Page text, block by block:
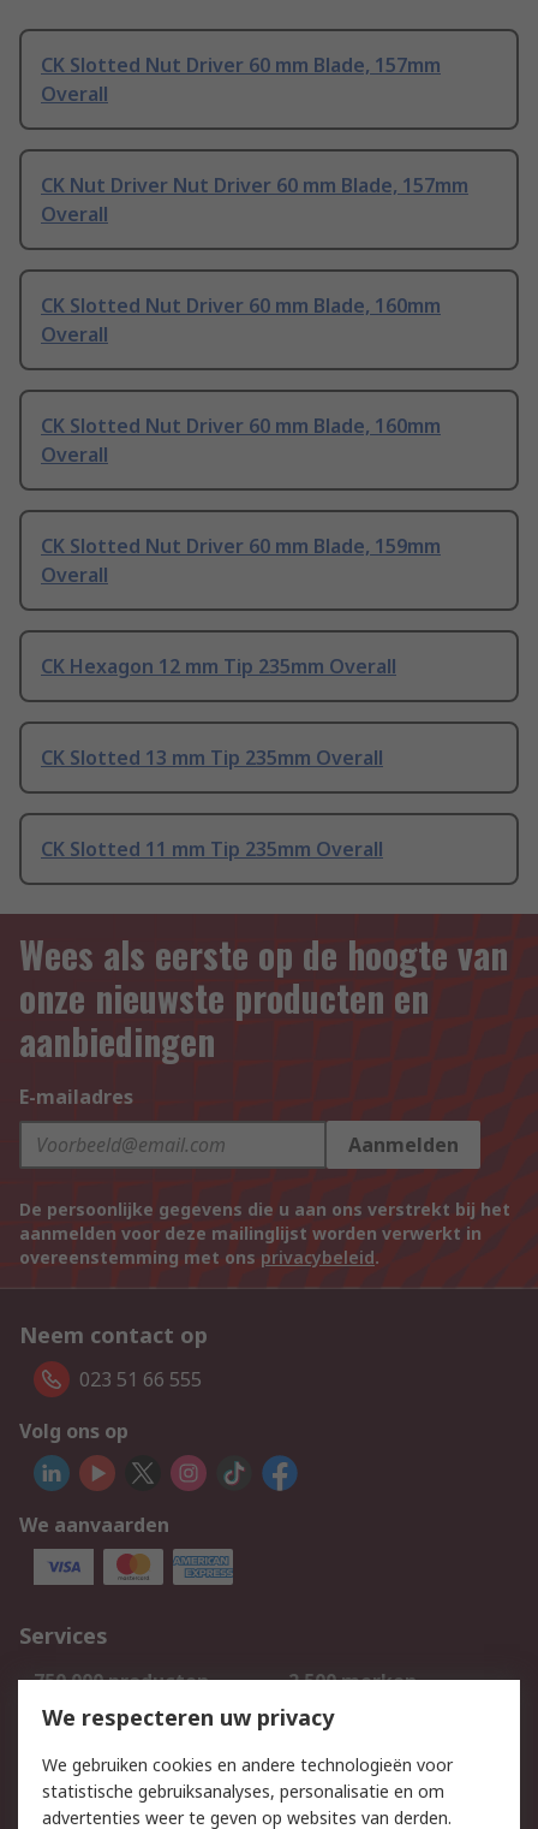
CK Slotted Nut Driver 60 mm Blade, 157mm
Overall
CK Nut Driver Nut Driver 60 mm Blade, 157mm
Overall
CK Slotted Nut Driver 60 mm Blade, 160mm
Overall
CK Slotted Nut Driver 60 mm Blade, 160mm
Overall
CK Slotted Nut Driver 60 mm Blade, 159mm
Overall
CK Hexagon 12 mm Tip 235mm Overall
CK Slotted 13 mm Tip 235mm Overall
CK Slotted 11 mm Tip 235mm Overall
Wees als eerste op de hoogte van
onze nieuwste producten en
aanbiedingen
E-mailadres
Aanmelden
De persoonlijke gegevens die u aan ons verstrekt bij het
aanmelden voor deze mailinglijst worden verwerkt in
overeenstemming met ons privacybeleid.
Neem contact op
023 51 66 555
Volg ons op
We aanvaarden
Services
750.000 producten
2.500 merken
Bestellen
Inkoopoplossingen
Track & Trace
We respecteren uw privacy
We gebruiken cookies en andere technologieën voor
statistische gebruiksanalyses, personalisatie en om
advertenties weer te geven op websites van derden.